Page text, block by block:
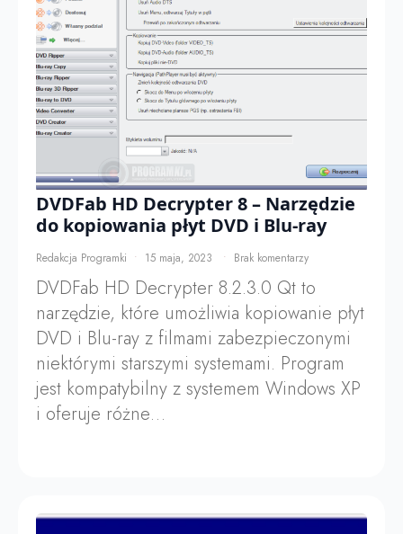
DVDFab HD Decrypter 8 – Narzędzie
do kopiowania płyt DVD i Blu-ray
Redakcja Programki 15 maja, 2023 Brak komentarzy
DVDFab HD Decrypter 8.2.3.0 Qt to
narzędzie, które umożliwia kopiowanie płyt
DVD i Blu-ray z filmami zabezpieczonymi
niektórymi starszymi systemami. Program
jest kompatybilny z systemem Windows XP
i oferuje różne…